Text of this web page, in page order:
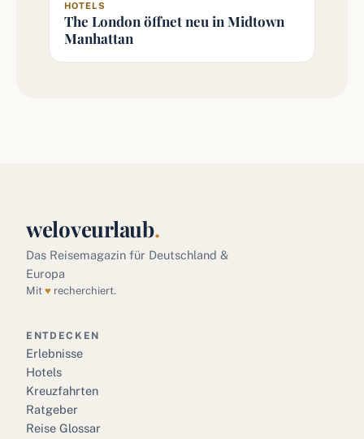
HOTELS
The London öffnet neu in Midtown
Manhattan
weloveurlaub.
Das Reisemagazin für Deutschland &
Europa
Mit ♥ recherchiert.
ENTDECKEN
Erlebnisse
Hotels
Kreuzfahrten
Ratgeber
Reise Glossar